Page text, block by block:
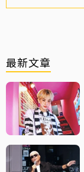
最新文章